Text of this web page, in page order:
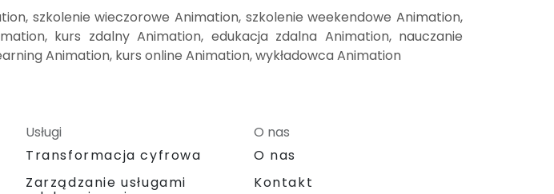
szkolenie wieczorowe Animation, szkolenie weekendowe Animation,
kurs zdalny Animation, edukacja zdalna Animation, nauczanie
Animation, kurs online Animation, wykładowca Animation
Usługi
Transformacja cyfrowa
Zarządzanie usługami
O nas
O nas
Kontakt